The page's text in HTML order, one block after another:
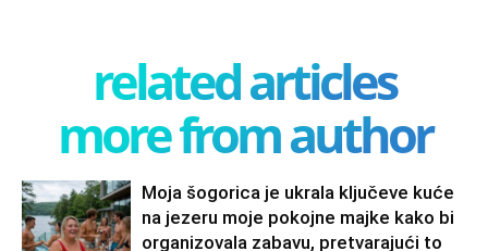
related articles
more from author
Moja šogorica je ukrala ključeve kuće
na jezeru moje pokojne majke kako bi
organizovala zabavu, pretvarajući to